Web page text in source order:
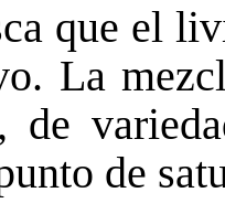
que el
La
de
de